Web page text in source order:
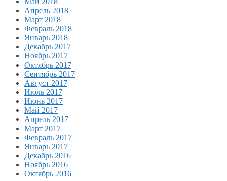
Апрель 2018
Март 2018
Февраль 2018
Январь 2018
Декабрь 2017
Ноябрь 2017
Октябрь 2017
Сентябрь 2017
Август 2017
Июль 2017
Июнь 2017
Май 2017
Апрель 2017
Март 2017
Февраль 2017
Январь 2017
Декабрь 2016
Ноябрь 2016
Октябрь 2016